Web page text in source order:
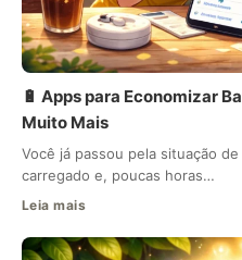
🔋 Apps para Economizar
Muito Mais
Você já passou pela situação
carregado e, poucas horas…
Leia mais